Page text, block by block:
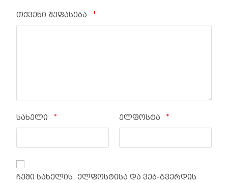
თქვენი შეფასება *
სახელი * ელფოსტა *
ჩემი სახელის. ელფოსტისა და ვებ-გვერდის